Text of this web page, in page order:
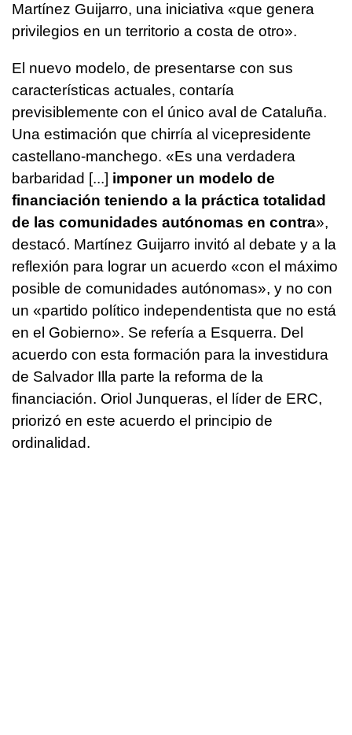
Martínez Guijarro, una iniciativa «que genera
privilegios en un territorio a costa de otro».
El nuevo modelo, de presentarse con sus
características actuales, contaría
previsiblemente con el único aval de Cataluña.
Una estimación que chirría al vicepresidente
castellano-manchego. «Es una verdadera
barbaridad [...] imponer un modelo de
financiación teniendo a la práctica totalidad
de las comunidades autónomas en contra»,
destacó. Martínez Guijarro invitó al debate y a la
reflexión para lograr un acuerdo «con el máximo
posible de comunidades autónomas», y no con
un «partido político independentista que no está
en el Gobierno». Se refería a Esquerra. Del
acuerdo con esta formación para la investidura
de Salvador Illa parte la reforma de la
financiación. Oriol Junqueras, el líder de ERC,
priorizó en este acuerdo el principio de
ordinalidad.